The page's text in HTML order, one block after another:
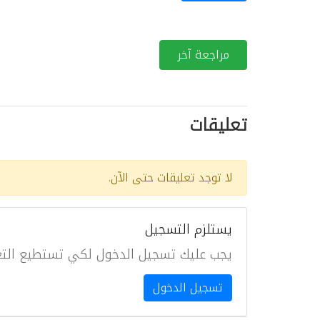
مراجعة آخر
تعليقات
لا توجد تعليقات حتى الآن.
يستلزم التسجيل
يجب عليك تسجيل الدخول لكي تستطيع
تسجيل الدخول